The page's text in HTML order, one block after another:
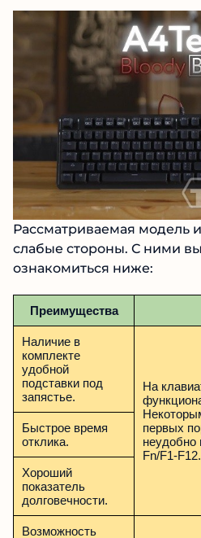
Рассматриваемая модель
слабые стороны. С ними
ознакомиться ниже:
Преимущества
Наличие в
комплекте
удобной
подставки под
запястье.
На
первых
неудобно
Fn/F1-F12.
Быстрое время
отклика.
Хороший
показатель
долговечности.
Возможность